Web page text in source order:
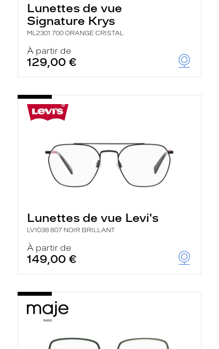
Lunettes de vue
Signature Krys
ML2301 700 ORANGE CRISTAL
À partir de
129,00 €
Lunettes de vue Levi's
LV1038 807 NOIR BRILLANT
À partir de
149,00 €